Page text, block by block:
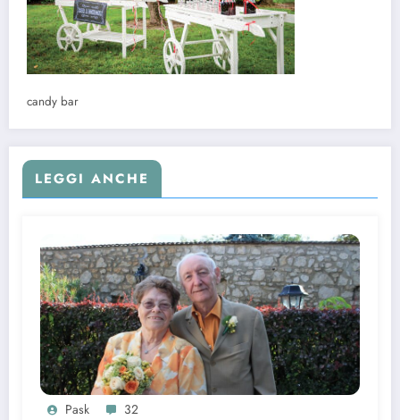
candy bar
LEGGI ANCHE
Pask 32